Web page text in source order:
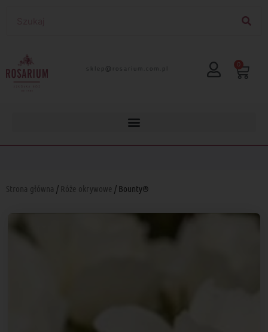
lp.moc.muirasor@pelks 0
Strona główna / Róże okrywowe / Bounty®